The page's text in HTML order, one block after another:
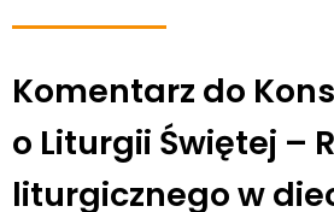
Komentarz do
o Liturgii Świętej –
liturgicznego w